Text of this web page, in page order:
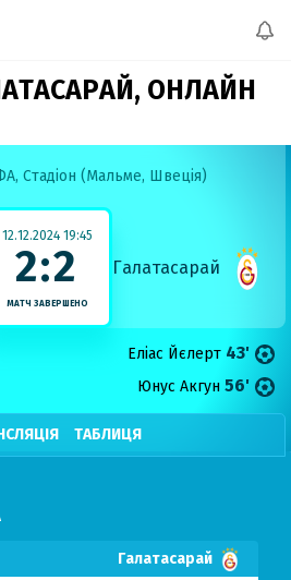
ОНЛАЙН
Стадіон (Мальме, Швеція)
12.12.2024 19:45
2:2
МАТЧ ЗАВЕРШЕНО
Галатасарай
Еліас Йєлерт 43'
Юнус Акгун 56'
ТАБЛИЦЯ
Галатасарай